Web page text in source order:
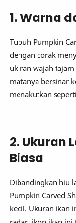
1. Warna
Tubuh Pumpkin
dengan corak
ukiran wajah tajam
matanya bersinar
menakutkan
2. Ukuran
Biasa
Dibandingkan hiu
Pumpkin Carved
kecil. Ukuran ikan